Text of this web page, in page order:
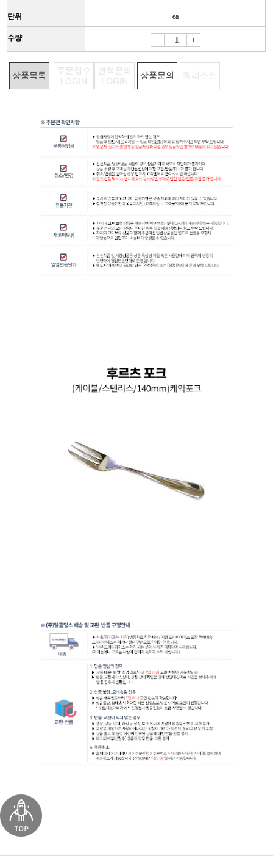
단위 ea
수량 - +
상품목록
주문접수
LOGIN
견적문의
LOGIN
상품문의 찜리스트